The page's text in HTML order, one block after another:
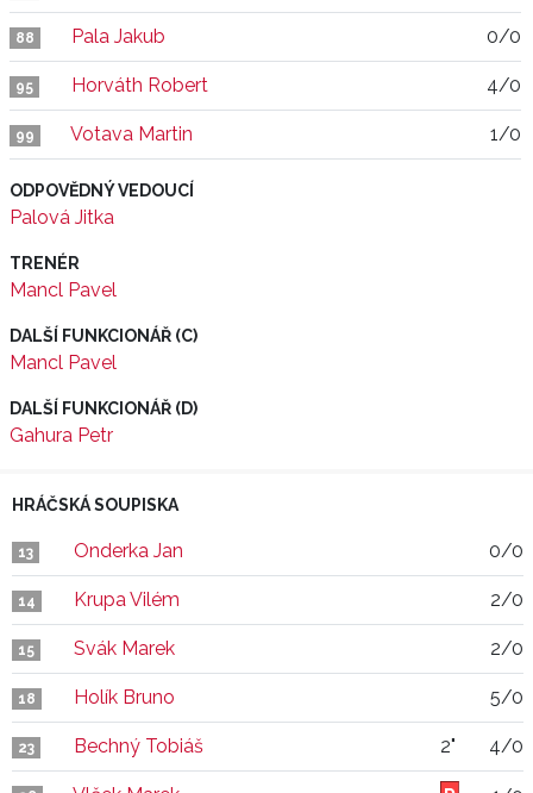
88 Pala Jakub 0/0
95 Horváth Robert 4/0
99 Votava Martin 1/0
ODPOVĚDNÝ VEDOUCÍ
Palová Jitka
TRENÉR
Mancl Pavel
DALŠÍ FUNKCIONÁŘ (C)
Mancl Pavel
DALŠÍ FUNKCIONÁŘ (D)
Gahura Petr
HRÁČSKÁ SOUPISKA
13 Onderka Jan 0/0
14 Krupa Vilém 2/0
15 Svák Marek 2/0
18 Holík Bruno 5/0
23 Bechný Tobiáš 2" 4/0